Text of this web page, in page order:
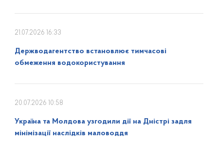
21.07.2026 16:33
Держводагентство встановлює тимчасові
обмеження водокористування
20.07.2026 10:58
Україна та Молдова узгодили дії на Дністрі задля
мінімізації наслідків маловоддя